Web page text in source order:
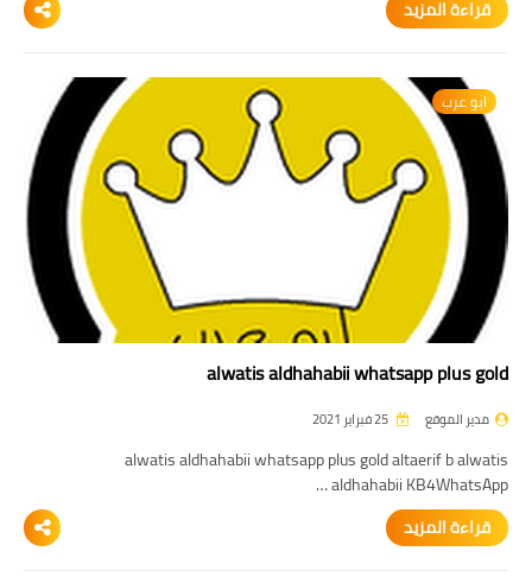
قراءة المزيد
ابو عرب
alwatis aldhahabii whatsapp plus gold
مدير الموقع
alwatis aldhahabii whatsapp plus gold altaerif b alwatis
aldhahabii KB4WhatsApp …
قراءة المزيد